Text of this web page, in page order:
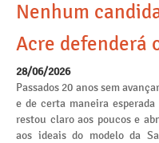
Nenhum
Acre defenderá
28/06/2026
Passados 20 anos sem
e de certa maneira
restou claro aos poucos e
aos ideais do modelo da